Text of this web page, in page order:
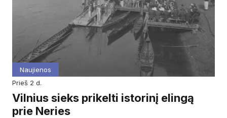
Naujienos
prieš 2 d.
Vilnius sieks prikelti istorinį elingą
prie Neries